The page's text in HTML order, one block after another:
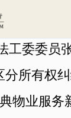
工委委员
分所有权
物业服务